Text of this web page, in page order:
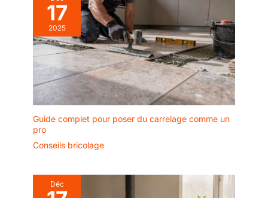
17
2025
Guide complet pour poser du carrelage comme un
pro
Conseils bricolage
Déc